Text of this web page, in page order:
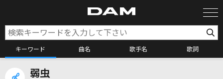
キーワード 曲名 歌手名 歌詞
弱虫